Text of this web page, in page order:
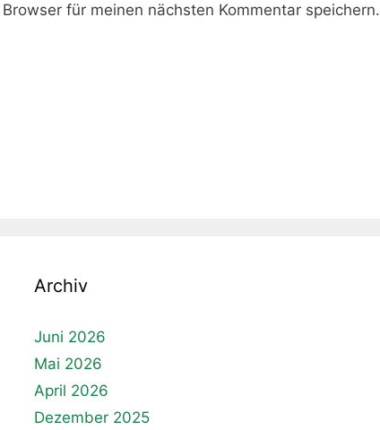
für meinen nächsten Kommentar speichern.
Archiv
Juni 2026
Mai 2026
April 2026
Dezember 2025